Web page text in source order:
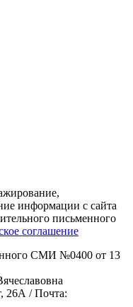
информации с сайта
письменного
соглашение
СМИ №0400 от 13
26А / Почта: